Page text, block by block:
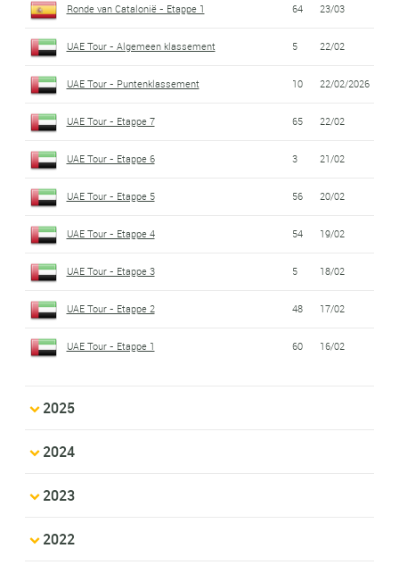
Ronde van Catalonië - Etappe 1 64 23/03
UAE Tour - Algemeen klassement 5 22/02
UAE Tour - Puntenklassement 10 22/02/2026
UAE Tour - Etappe 7 65 22/02
UAE Tour - Etappe 6 3 21/02
UAE Tour - Etappe 5 56 20/02
UAE Tour - Etappe 4 54 19/02
UAE Tour - Etappe 3 5 18/02
UAE Tour - Etappe 2 48 17/02
UAE Tour - Etappe 1 60 16/02
2025
2024
2023
2022